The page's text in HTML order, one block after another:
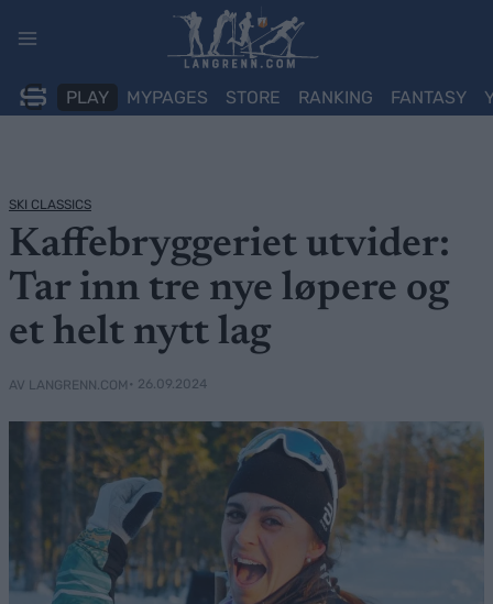
PLAY MYPAGES STORE RANKING FANTASY
SKI CLASSICS
Kaffebryggeriet utvider:
Tar inn tre nye løpere og
et helt nytt lag
AV LANGRENN.COM • 26.09.2024